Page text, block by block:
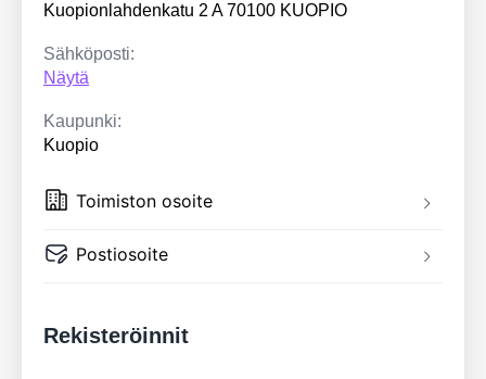
Kuopionlahdenkatu 2 A 70100 KUOPIO
Sähköposti:
Näytä
Kaupunki:
Kuopio
Toimiston osoite
Postiosoite
Rekisteröinnit